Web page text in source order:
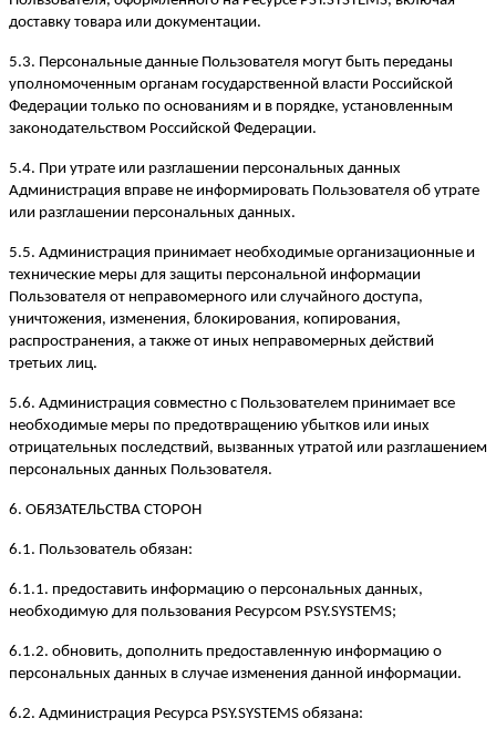
доставку товара или документации.
5.3. Персональные данные Пользователя могут быть переданы
уполномоченным органам государственной власти Российской
Федерации только по основаниям и в порядке, установленным
законодательством Российской Федерации.
5.4. При утрате или разглашении персональных данных
Администрация вправе не информировать Пользователя об утрате
или разглашении персональных данных.
5.5. Администрация принимает необходимые организационные и
технические меры для защиты персональной информации
Пользователя от неправомерного или случайного доступа,
уничтожения, изменения, блокирования, копирования,
распространения, а также от иных неправомерных действий
третьих лиц.
5.6. Администрация совместно с Пользователем принимает все
необходимые меры по предотвращению убытков или иных
отрицательных последствий, вызванных утратой или разглашением
персональных данных Пользователя.
6. ОБЯЗАТЕЛЬСТВА СТОРОН
6.1. Пользователь обязан:
6.1.1. предоставить информацию о персональных данных,
необходимую для пользования Ресурсом PSY.SYSTEMS;
6.1.2. обновить, дополнить предоставленную информацию о
персональных данных в случае изменения данной информации.
6.2. Администрация Ресурса PSY.SYSTEMS обязана: